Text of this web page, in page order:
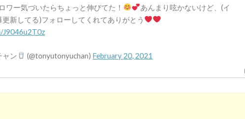
ワー気づいたらちょっと伸びてた！
あんまり呟かないけど、(イ
更新してる)フォローしてくれてありがとう
J9046u2T0z
ャン (@tonyutonyuchan) February 20, 2021